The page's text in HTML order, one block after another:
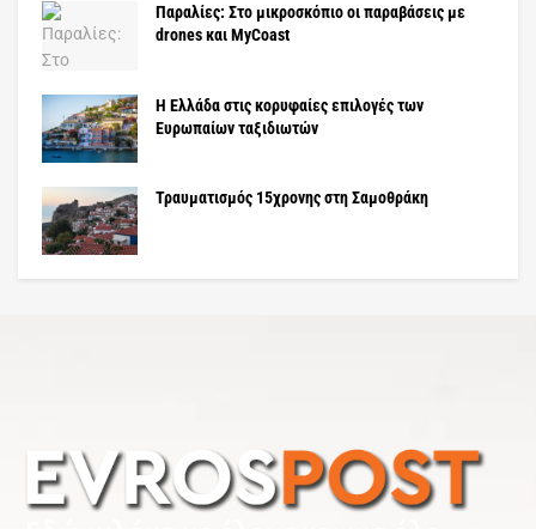
Παραλίες: Στο μικροσκόπιο οι παραβάσεις με
drones και MyCoast
Η Ελλάδα στις κορυφαίες επιλογές των
Ευρωπαίων ταξιδιωτών
Τραυματισμός 15χρονης στη Σαμοθράκη